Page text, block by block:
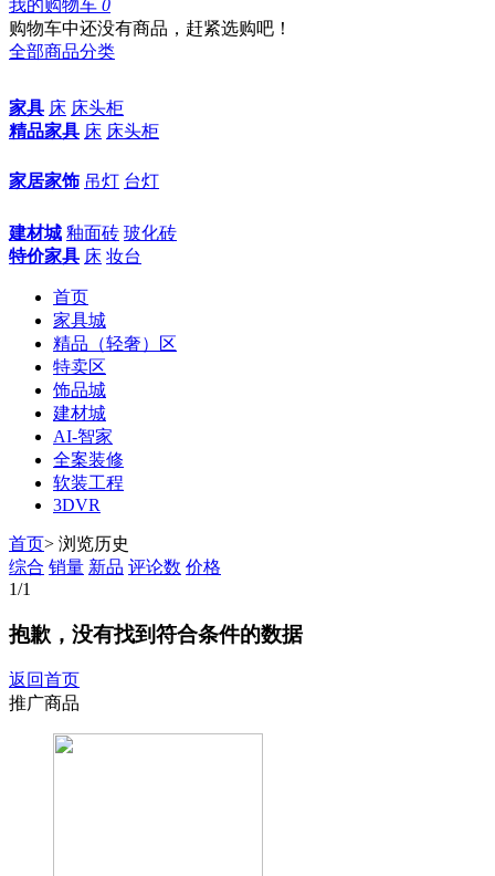
我的购物车 0
购物车中还没有商品，赶紧选购吧！
全部商品分类
家具 床 床头柜
精品家具 床 床头柜
家居家饰 吊灯 台灯
建材城 釉面砖 玻化砖
特价家具 床 妆台
首页
家具城
精品（轻奢）区
特卖区
饰品城
建材城
AI-智家
全案装修
软装工程
3DVR
首页> 浏览历史
综合 销量 新品 评论数 价格
1/1
抱歉，没有找到符合条件的数据
返回首页
推广商品